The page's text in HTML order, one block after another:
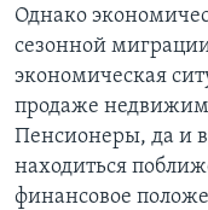
Однако
сезонной
экономическая
продаже
Пенсионеры, да и
находиться
финансовое